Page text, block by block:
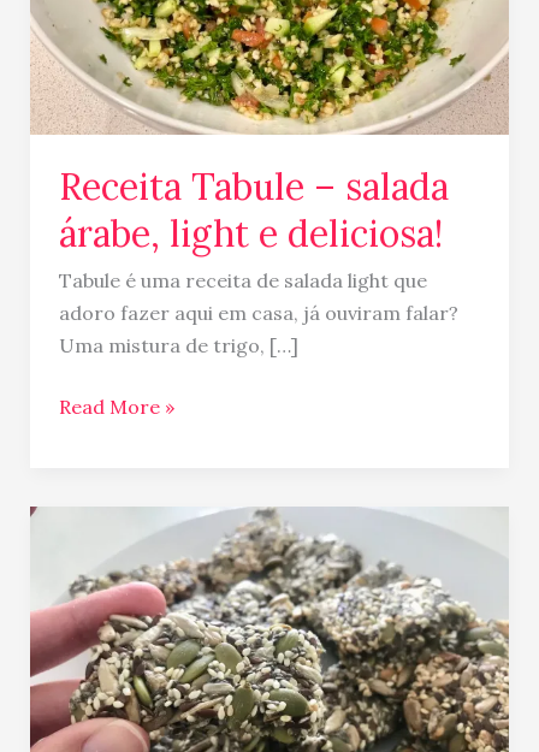
Receita Tabule – salada
árabe, light e deliciosa!
Tabule é uma receita de salada light que
adoro fazer aqui em casa, já ouviram falar?
Uma mistura de trigo, […]
deliciosa!
Read More »
Cracker
de
sementes